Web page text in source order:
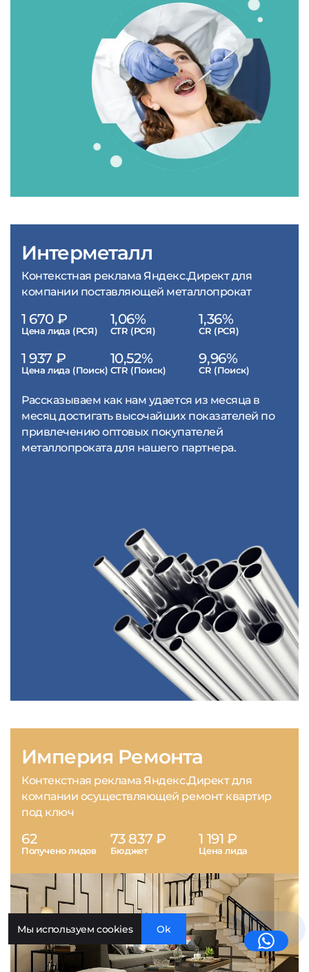
Империя Ремонта
Контекстная реклама Яндекс.Директ для
компании осуществляющей ремонт квартир
под ключ
62
Получено лидов
73 837 ₽
Бюджет
1 191 ₽
Цена лида
Интерметалл
Контекстная реклама Яндекс.Директ для
компании поставляющей металлопрокат
1 670 ₽
Цена лида (РСЯ)
1,06%
CTR (РСЯ)
1,36%
CR (РСЯ)
1 937 ₽
Цена лида (Поиск)
10,52%
CTR (Поиск)
9,96%
CR (Поиск)
Рассказываем как нам удается из месяца в
месяц достигать высочайших показателей по
привлечению оптовых покупателей
металлопроката для нашего партнера.
Мы используем cookies Ok